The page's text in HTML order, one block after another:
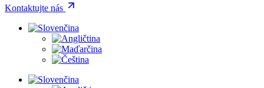
Kontaktujte nás